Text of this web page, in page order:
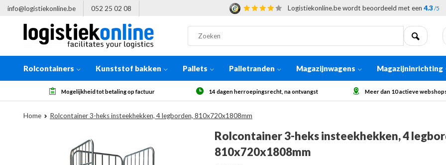
info@logistiekonline.be 052 25 02 08 Logistiekonline.be wordt beoordeeld met een 4.3/5
Rolcontainers Kunststof bakken Pallets Palletranden Magazijnwagens Magazijninrichting
Mogelijkheid tot betaling op factuur 14 dagen herroepingsrecht, na ontvangst Meer dan 10 actieve
Home Rolcontainer 3-heks insteekhekken, 4 legborden, 810x720x1808mm
Rolcontainer 3-heks insteekhekken, 4
810x720x1808mm